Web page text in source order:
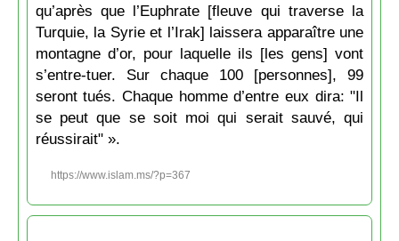
qu’après que l’Euphrate [fleuve qui traverse la
Turquie, la Syrie et l’Irak] laissera apparaître une
montagne d’or, pour laquelle ils [les gens] vont
s’entre-tuer. Sur chaque 100 [personnes], 99
seront tués. Chaque homme d’entre eux dira: "Il
se peut que se soit moi qui serait sauvé, qui
réussirait" ».
https://www.islam.ms/?p=367